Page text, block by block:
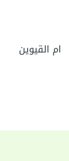
ام القيوين